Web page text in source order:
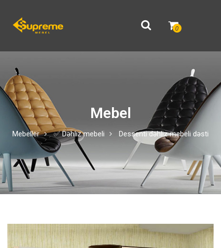
0
Mebel
Mebeller ✅ Dəhliz mebeli Dessenti dəhliz mebeli dəsti